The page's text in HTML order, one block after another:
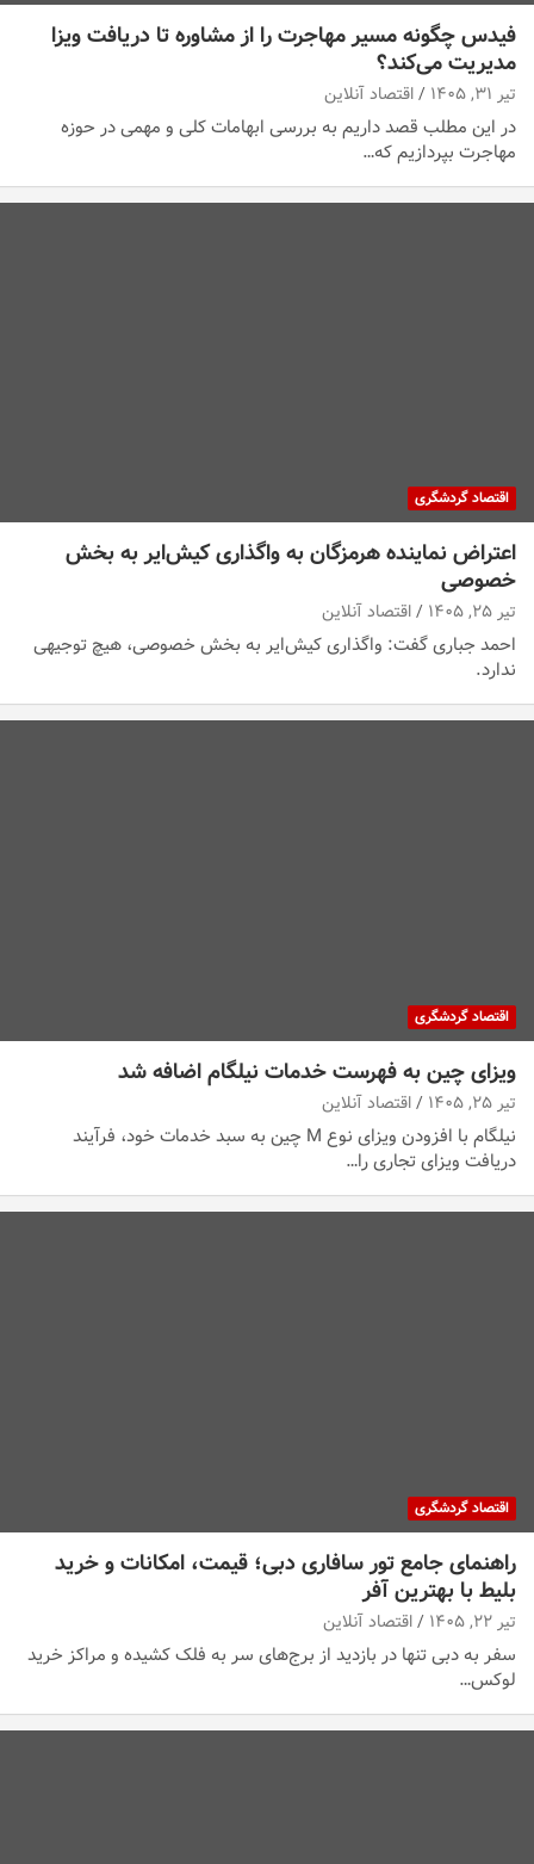
فیدس چگونه مسیر مهاجرت را از مشاوره تا دریافت ویزا
مدیریت می‌کند؟
تیر ۳۱, ۱۴۰۵ اقتصاد آنلاین
در این مطلب قصد داریم به بررسی ابهامات کلی و مهمی در حوزه
مهاجرت بپردازیم که…
اقتصاد گردشگری
اعتراض نماینده هرمزگان به واگذاری کیش‌ایر به بخش
خصوصی
تیر ۲۵, ۱۴۰۵ اقتصاد آنلاین
احمد جباری گفت: واگذاری کیش‌ایر به بخش خصوصی، هیچ توجیهی
ندارد.
اقتصاد گردشگری
ویزای چین به فهرست خدمات نیلگام اضافه شد
تیر ۲۵, ۱۴۰۵ اقتصاد آنلاین
نیلگام با افزودن ویزای نوع M چین به سبد خدمات خود، فرآیند
دریافت ویزای تجاری را…
اقتصاد گردشگری
راهنمای جامع تور سافاری دبی؛ قیمت، امکانات و خرید
بلیط با بهترین آفر
تیر ۲۲, ۱۴۰۵ اقتصاد آنلاین
سفر به دبی تنها در بازدید از برج‌های سر به فلک کشیده و مراکز خرید
لوکس…